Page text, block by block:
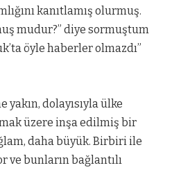
kanıtlamış olurmuş.
mudur?” diye sormuştum
öyle haberler olmazdı”
dolayısıyla ülke
üzere inşa edilmiş bir
daha büyük. Birbiri ile
ve bunların bağlantılı